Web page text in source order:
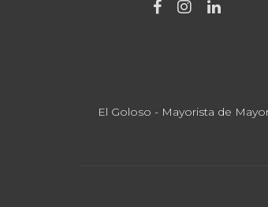
El Goloso - Mayorista de